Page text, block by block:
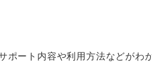
能
ポート内容や利用方法などがわ